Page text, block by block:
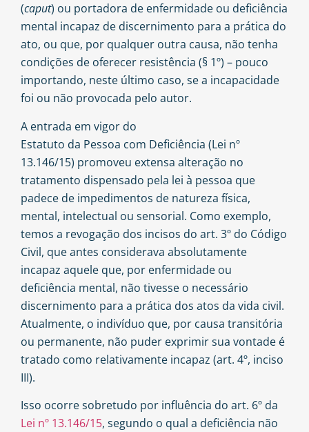
(caput) ou portadora de enfermidade ou deficiência
mental incapaz de discernimento para a prática do
ato, ou que, por qualquer outra causa, não tenha
condições de oferecer resistência (§ 1º) – pouco
importando, neste último caso, se a incapacidade
foi ou não provocada pelo autor.
A entrada em vigor do
Estatuto da Pessoa com Deficiência (Lei nº
13.146/15) promoveu extensa alteração no
tratamento dispensado pela lei à pessoa que
padece de impedimentos de natureza física,
mental, intelectual ou sensorial. Como exemplo,
temos a revogação dos incisos do art. 3º do Código
Civil, que antes considerava absolutamente
incapaz aquele que, por enfermidade ou
deficiência mental, não tivesse o necessário
discernimento para a prática dos atos da vida civil.
Atualmente, o indivíduo que, por causa transitória
ou permanente, não puder exprimir sua vontade é
tratado como relativamente incapaz (art. 4º, inciso
III).
Isso ocorre sobretudo por influência do art. 6º da
Lei nº 13.146/15, segundo o qual a deficiência não